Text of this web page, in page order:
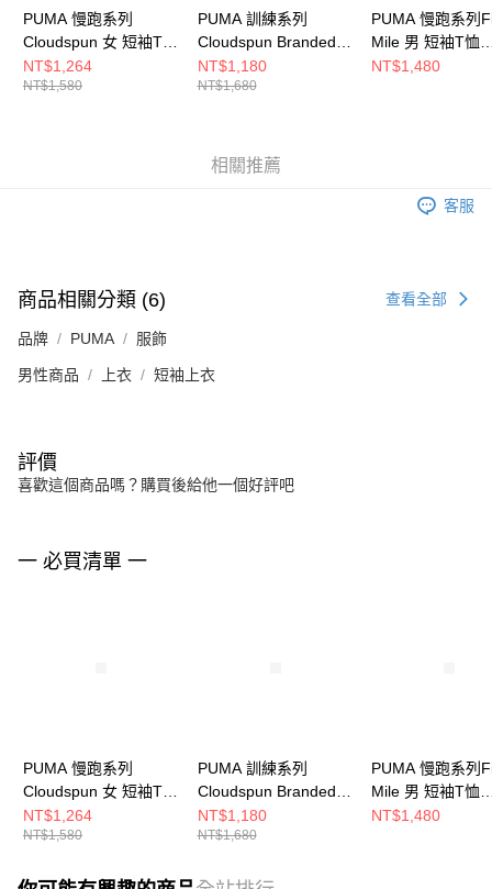
PUMA 慢跑系列
Cloudspun 女 短袖T恤
52496116
NT$1,264
NT$1,580
PUMA 訓練系列
Cloudspun Branded短
袖T恤(M) 男 短袖上衣
52759737
NT$1,180
NT$1,680
PUMA 慢跑系列
Mile 男 短袖T恤
52500605
NT$1,480
相關推薦
客服
商品相關分類 (6) 查看全部
品牌 PUMA 服飾
男性商品 上衣 短袖上衣
評價
喜歡這個商品嗎？購買後給他一個好評吧
一 必買清單 一
PUMA 慢跑系列
Cloudspun 女 短袖T恤
52496116
NT$1,264
NT$1,580
PUMA 訓練系列
Cloudspun Branded短
袖T恤(M) 男 短袖上衣
52759737
NT$1,180
NT$1,680
PUMA 慢跑系列
Mile 男 短袖T恤
52500605
NT$1,480